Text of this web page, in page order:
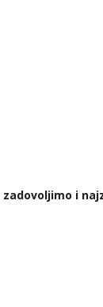
zadovoljimo i